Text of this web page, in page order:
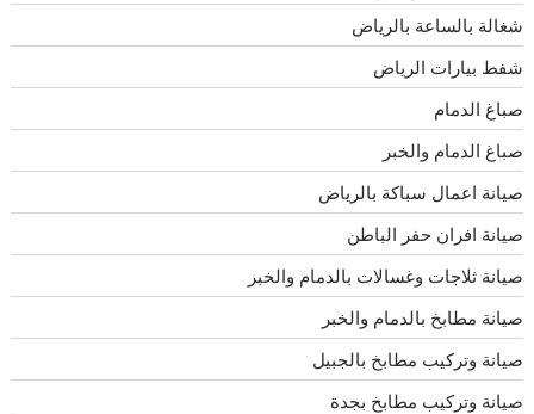
شغالة بالساعة بالرياض
شفط بيارات الرياض
صباغ الدمام
صباغ الدمام والخبر
صيانة اعمال سباكة بالرياض
صيانة افران حفر الباطن
صيانة ثلاجات وغسالات بالدمام والخبر
صيانة مطابخ بالدمام والخبر
صيانة وتركيب مطابخ بالجبيل
صيانة وتركيب مطابخ بجدة